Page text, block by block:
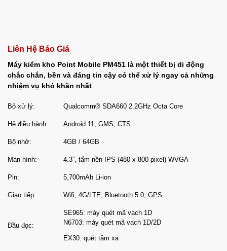
Liên Hệ Báo Giá
Máy kiểm kho Point Mobile PM451 là một thiết bị di động
chắc chắn, bền và đáng tin cậy có thể xử lý ngay cả những
nhiệm vụ khó khăn nhất
Bộ xử lý: Qualcomm® SDA660 2.2GHz Octa Core
Hệ điều hành: Android 11, GMS, CTS
Bộ nhớ: 4GB / 64GB
Màn hình: 4.3”, tấm nền IPS (480 x 800 pixel) WVGA
Pin: 5,700mAh Li-ion
Giao tiếp: Wifi, 4G/LTE, Bluetooth 5.0, GPS
Đầu đọc:
SE965: máy quét mã vạch 1D
N6703: máy quét mã vạch 1D/2D
EX30: quét tầm xa